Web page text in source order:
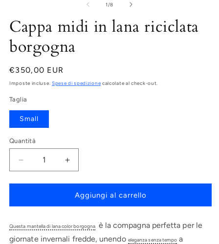
1 /su
8
Cappa midi in lana riciclata
borgogna
Prezzo
di
€350,00 EUR
Imposte incluse. Spese di spedizione calcolate al check-out.
Taglia
Small
Quantità
Diminuisci
quantità
per
midi
lana
riciclata
Aumenta
quantità
per
Cappa
midi
lana
riciclata
Aggiungi al carrello
Questa mantella di lana color borgogna è la compagna perfetta per le
giornate invernali fredde, unendo eleganza senza tempo a